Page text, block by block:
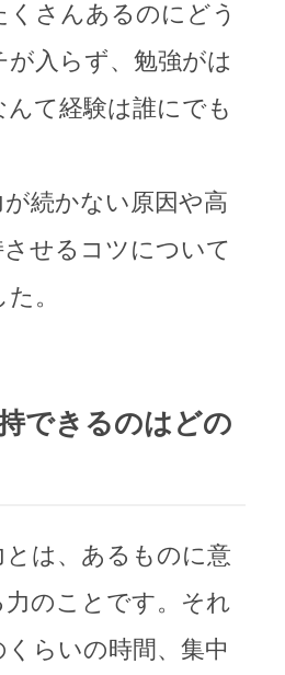
さんあるのにどう
が入らず、勉強がは
て経験は誰にでも
続かない原因や高
せるコツについて
。
できるのはどの
は、あるものに意
のことです。それ
らいの時間、集中